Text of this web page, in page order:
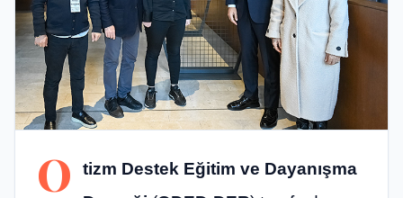
O
tizm Destek Eğitim ve Dayanışma